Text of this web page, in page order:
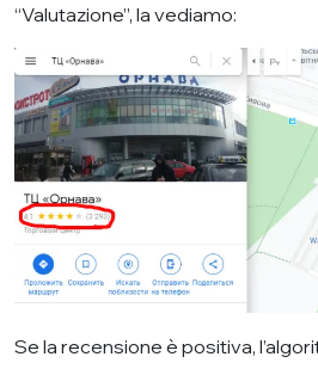
“Valutazione”, la vediamo:
Se la recensione è positiva,